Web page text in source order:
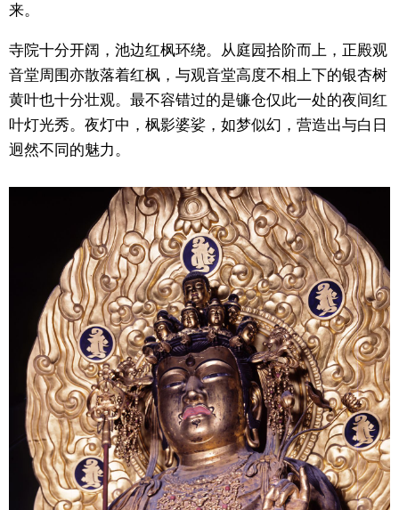
来。
寺院十分开阔，池边红枫环绕。从庭园拾阶而上，正殿观
音堂周围亦散落着红枫，与观音堂高度不相上下的银杏树
黄叶也十分壮观。最不容错过的是镰仓仅此一处的夜间红
叶灯光秀。夜灯中，枫影婆娑，如梦似幻，营造出与白日
迥然不同的魅力。